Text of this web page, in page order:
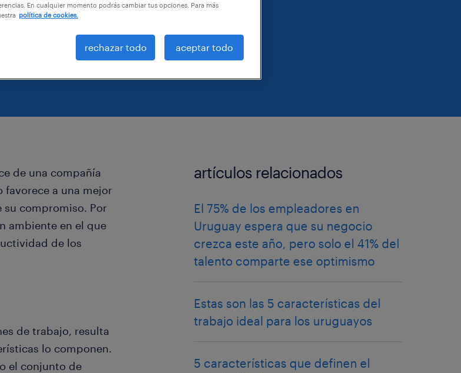
de una compañía
favorece a una mejor
compromiso. Por
ambiente en el que
de los
de trabajo, resulta
lo componen.
el conjunto de
artículos relacionados
El 75% de los empleadores en
Uruguay espera que su negocio
crezca este año, pero solo el 41% del
talento comparte ese optimismo
Estas son las 5 características del
trabajo ideal para los uruguayos
5 características que definen el
En cualquier momento podrás cambiar tus opciones. Para más
política de cookies.
rechazar todo aceptar todo